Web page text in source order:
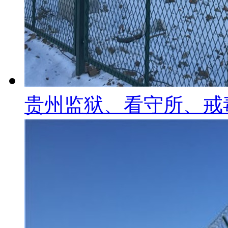
贵州监狱、看守所、